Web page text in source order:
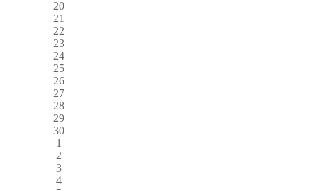
20
21
22
23
24
25
26
27
28
29
30
1
2
3
4